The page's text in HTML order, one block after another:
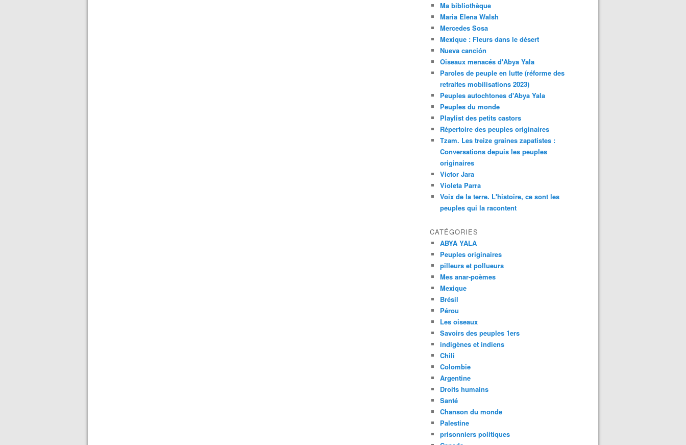
Ma bibliothèque
Maria Elena Walsh
Mercedes Sosa
Mexique : Fleurs dans le désert
Nueva canción
Oiseaux menacés d'Abya Yala
Paroles de peuple en lutte (réforme des
retraites mobilisations 2023)
Peuples autochtones d'Abya Yala
Peuples du monde
Playlist des petits castors
Répertoire des peuples originaires
Tzam. Les treize graines zapatistes :
Conversations depuis les peuples
originaires
Victor Jara
Violeta Parra
Voix de la terre. L'histoire, ce sont les
peuples qui la racontent
CATÉGORIES
ABYA YALA
Peuples originaires
pilleurs et pollueurs
Mes anar-poèmes
Mexique
Brésil
Pérou
Les oiseaux
Savoirs des peuples 1ers
indigènes et indiens
Chili
Colombie
Argentine
Droits humains
Santé
Chanson du monde
Palestine
prisonniers politiques